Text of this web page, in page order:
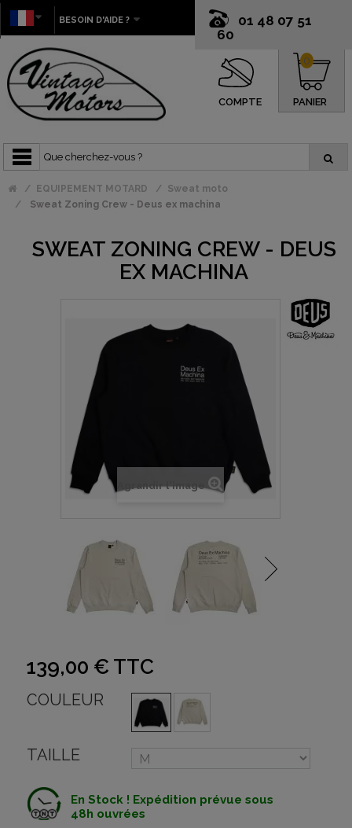
01 48 07 51
60
BESOIN D'AIDE ?
COMPTE PANIER
0
EQUIPEMENT MOTARD
Sweat moto
Sweat Zoning Crew - Deus ex machina
SWEAT ZONING CREW - DEUS
EX MACHINA
Agrandir l'image
139,00 € TTC
COULEUR
TAILLE
En Stock ! Expédition prévue sous
48h ouvrées